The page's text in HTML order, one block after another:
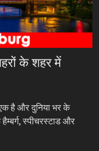
के शहर में
है और दुनिया भर के
स्पीचरस्टाड और